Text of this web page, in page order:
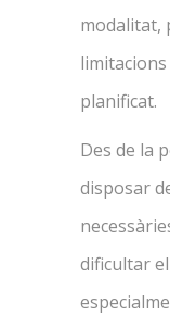
modalitat,
planificat.
Des de la
disposar
dificultar